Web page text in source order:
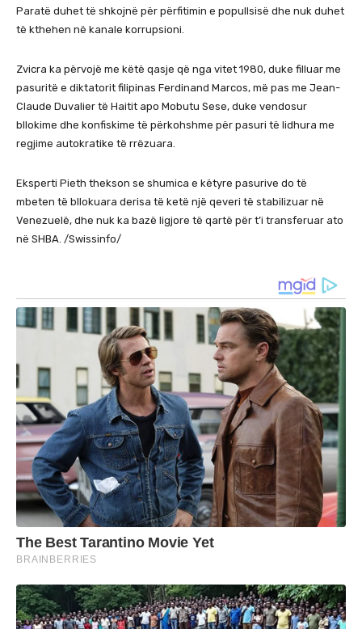
Paratë duhet të shkojnë për përfitimin e popullsisë dhe nuk duhet
të kthehen në kanale korrupsioni.
Zvicra ka përvojë me këtë qasje që nga vitet 1980, duke filluar me
pasuritë e diktatorit filipinas Ferdinand Marcos, më pas me Jean-
Claude Duvalier të Haitit apo Mobutu Sese, duke vendosur
bllokime dhe konfiskime të përkohshme për pasuri të lidhura me
regjime autokratike të rrëzuara.
Eksperti Pieth thekson se shumica e këtyre pasurive do të
mbeten të bllokuara derisa të ketë një qeveri të stabilizuar në
Venezuelë, dhe nuk ka bazë ligjore të qartë për t’i transferuar ato
në SHBA. /Swissinfo/